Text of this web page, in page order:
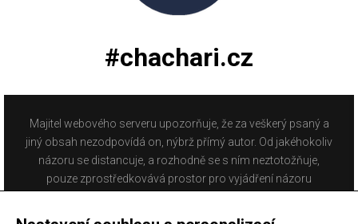
#chachari.cz
Majitel webového serveru upozorňuje, že za veškerý psaný a
jiný obsah nezodpovídá on, nýbrž přímý autor. Od jakéhokoliv
názoru se distancuje, a rozhodně se s ním neztotožňuje,
pouze zprostředkovává prostor pro vyjádření názoru